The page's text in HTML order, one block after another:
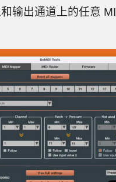
输出通道上的任意